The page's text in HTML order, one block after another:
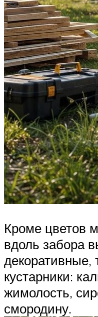
Кроме цветов
вдоль забора
декоративные,
кустарники:
жимолость,
смородину.